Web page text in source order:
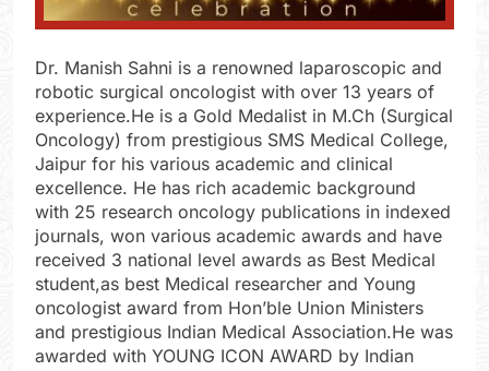
Dr. Manish Sahni is a renowned laparoscopic and
robotic surgical oncologist with over 13 years of
experience.He is a Gold Medalist in M.Ch (Surgical
Oncology) from prestigious SMS Medical College,
Jaipur for his various academic and clinical
excellence. He has rich academic background
with 25 research oncology publications in indexed
journals, won various academic awards and have
received 3 national level awards as Best Medical
student,as best Medical researcher and Young
oncologist award from Hon’ble Union Ministers
and prestigious Indian Medical Association.He was
awarded with YOUNG ICON AWARD by Indian